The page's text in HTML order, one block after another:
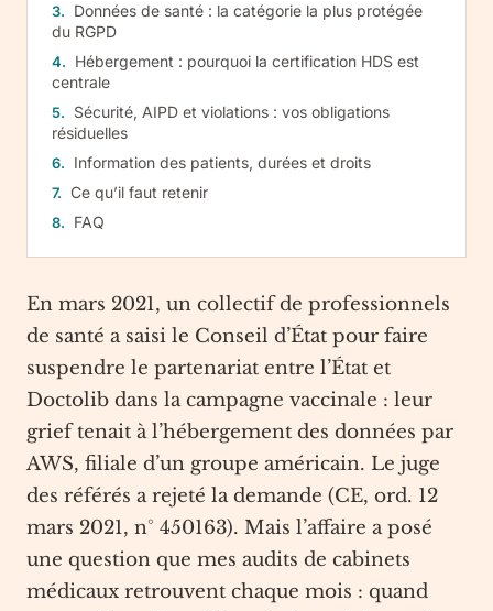
Données de santé : la catégorie la plus protégée
du RGPD
Hébergement : pourquoi la certification HDS est
centrale
Sécurité, AIPD et violations : vos obligations
résiduelles
Information des patients, durées et droits
Ce qu’il faut retenir
FAQ
En mars 2021, un collectif de professionnels
de santé a saisi le Conseil d’État pour faire
suspendre le partenariat entre l’État et
Doctolib dans la campagne vaccinale : leur
grief tenait à l’hébergement des données par
AWS, filiale d’un groupe américain. Le juge
des référés a rejeté la demande (CE, ord. 12
mars 2021, n° 450163). Mais l’affaire a posé
une question que mes audits de cabinets
médicaux retrouvent chaque mois : quand